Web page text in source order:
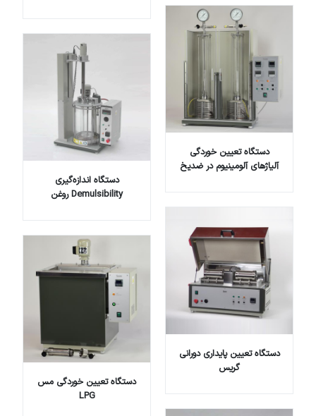
دستگاه تعیین خوردگی
آلیاژهای آلومینیوم در ضدیخ
دستگاه اندازه‌گیری
Demulsibility روغن
دستگاه تعیین پایداری دورانی
گریس
دستگاه تعیین خوردگی مس
LPG